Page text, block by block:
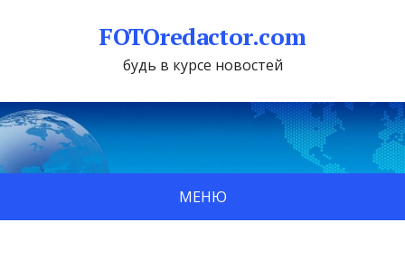
FOTOredactor.com
будь в курсе новостей
МЕНЮ